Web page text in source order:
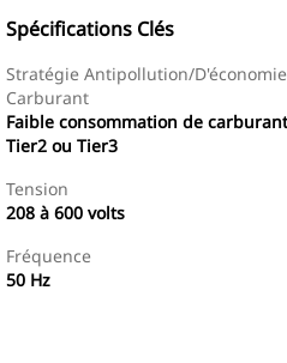
Spécifications Clés
Stratégie Antipollution/
Carburant
Faible consommation de
Tier2 ou Tier3
Tension
208 à 600 volts
Fréquence
50 Hz